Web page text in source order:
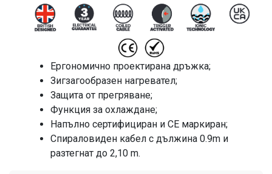
Ергономично проектирана дръжка;
Зигзагообразен нагревател;
Защита от прегряване;
Функция за охлаждане;
Напълно сертифициран и CE маркиран;
Спираловиден кабел с дължина 0.9m и
разтегнат до 2,10 m.